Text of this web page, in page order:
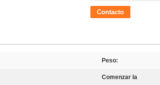
Contacto
Peso:
Comenzar la